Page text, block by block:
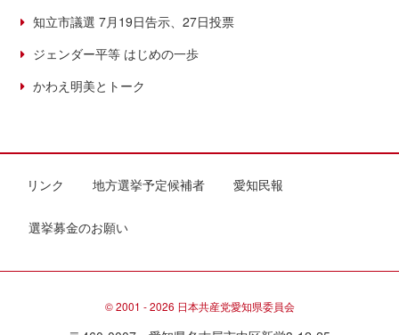
知立市議選 7月19日告示、27日投票
ジェンダー平等 はじめの一歩
かわえ明美とトーク
リンク 地方選挙予定候補者 愛知民報
選挙募金のお願い
© 2001 - 2026 日本共産党愛知県委員会